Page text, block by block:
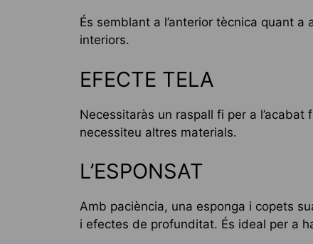
És semblant a l’anterior tècnica quant
interiors.
EFECTE TELA
Necessitaràs un raspall fi per a
necessiteu altres materials.
L’ESPONSAT
Amb paciència, una esponga i copets
i efectes de profunditat. És ideal per a